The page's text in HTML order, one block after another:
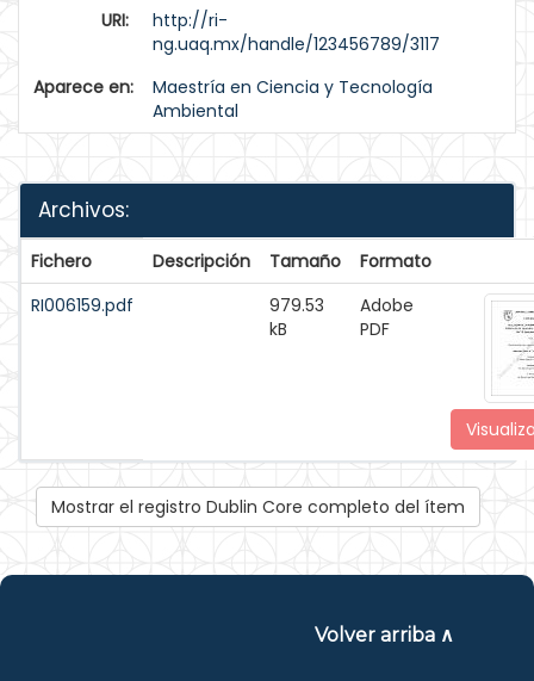
URI:
http://ri-
ng.uaq.mx/handle/123456789/3117
Aparece en:
Maestría en Ciencia y Tecnología
Ambiental
Archivos:
Fichero Descripción Tamaño
Formato
RI006159.pdf
979.53
kB
Adobe
PDF
Mostrar el registro Dublin Core completo del ítem
Volver arriba ∧